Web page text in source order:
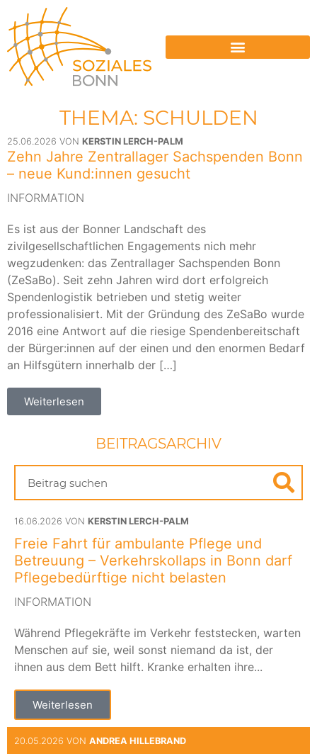
THEMA: SCHULDEN
25.06.2026 VON KERSTIN LERCH-PALM
Zehn Jahre Zentrallager Sachspenden Bonn
– neue Kund:innen gesucht
INFORMATION
Es ist aus der Bonner Landschaft des
zivilgesellschaftlichen Engagements nich mehr
wegzudenken: das Zentrallager Sachspenden Bonn
(ZeSaBo). Seit zehn Jahren wird dort erfolgreich
Spendenlogistik betrieben und stetig weiter
professionalisiert. Mit der Gründung des ZeSaBo wurde
2016 eine Antwort auf die riesige Spendenbereitschaft
der Bürger:innen auf der einen und den enormen Bedarf
an Hilfsgütern innerhalb der […]
Weiterlesen
BEITRAGSARCHIV
16.06.2026 VON KERSTIN LERCH-PALM
Freie Fahrt für ambulante Pflege und
Betreuung – Verkehrskollaps in Bonn darf
Pflegebedürftige nicht belasten
INFORMATION
Während Pflegekräfte im Verkehr feststecken, warten
Menschen auf sie, weil sonst niemand da ist, der
ihnen aus dem Bett hilft. Kranke erhalten ihre...
Weiterlesen
20.05.2026 VON ANDREA HILLEBRAND